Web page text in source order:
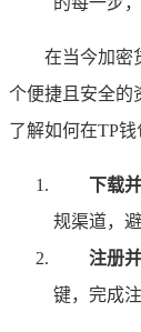
在当今加密
个便捷且安全的
了解如何在TP钱
下载
规渠道，
注册
键，完成